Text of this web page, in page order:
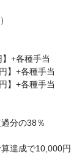
+各種手当
】+各種手当
】+各種手当
分の38％
達成で10,000円